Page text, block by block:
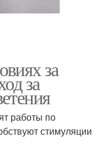
за
за
работы по
стимуляции